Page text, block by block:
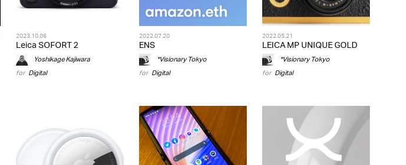
2023.10.06
Leica SOFORT 2
Yoshikage Kajiwara
for Digital
2022.07.20
ENS
*Visionary Tokyo
for Digital
2022.05.21
LEICA MP UNIQUE GOLD
*Visionary Tokyo
for Digital